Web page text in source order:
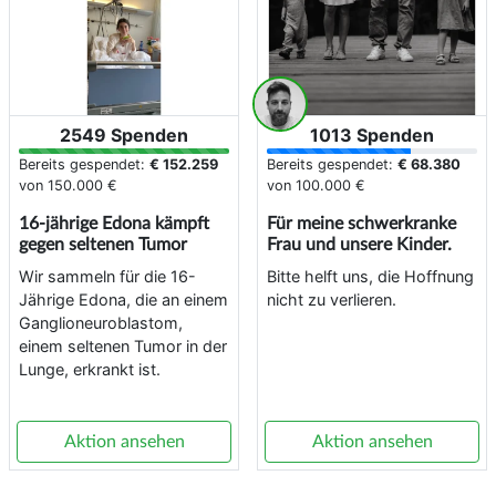
2549 Spenden
Bereits gespendet: € 152.259
von 150.000 €
16-jährige Edona kämpft
gegen seltenen Tumor
Wir sammeln für die 16-
Jährige Edona, die an einem
Ganglioneuroblastom,
einem seltenen Tumor in der
Lunge, erkrankt ist.
Aktion ansehen
1013 Spenden
Bereits gespendet: € 68.380
von 100.000 €
Für meine schwerkranke
Frau und unsere Kinder.
Bitte helft uns, die Hoffnung
nicht zu verlieren.
Aktion ansehen